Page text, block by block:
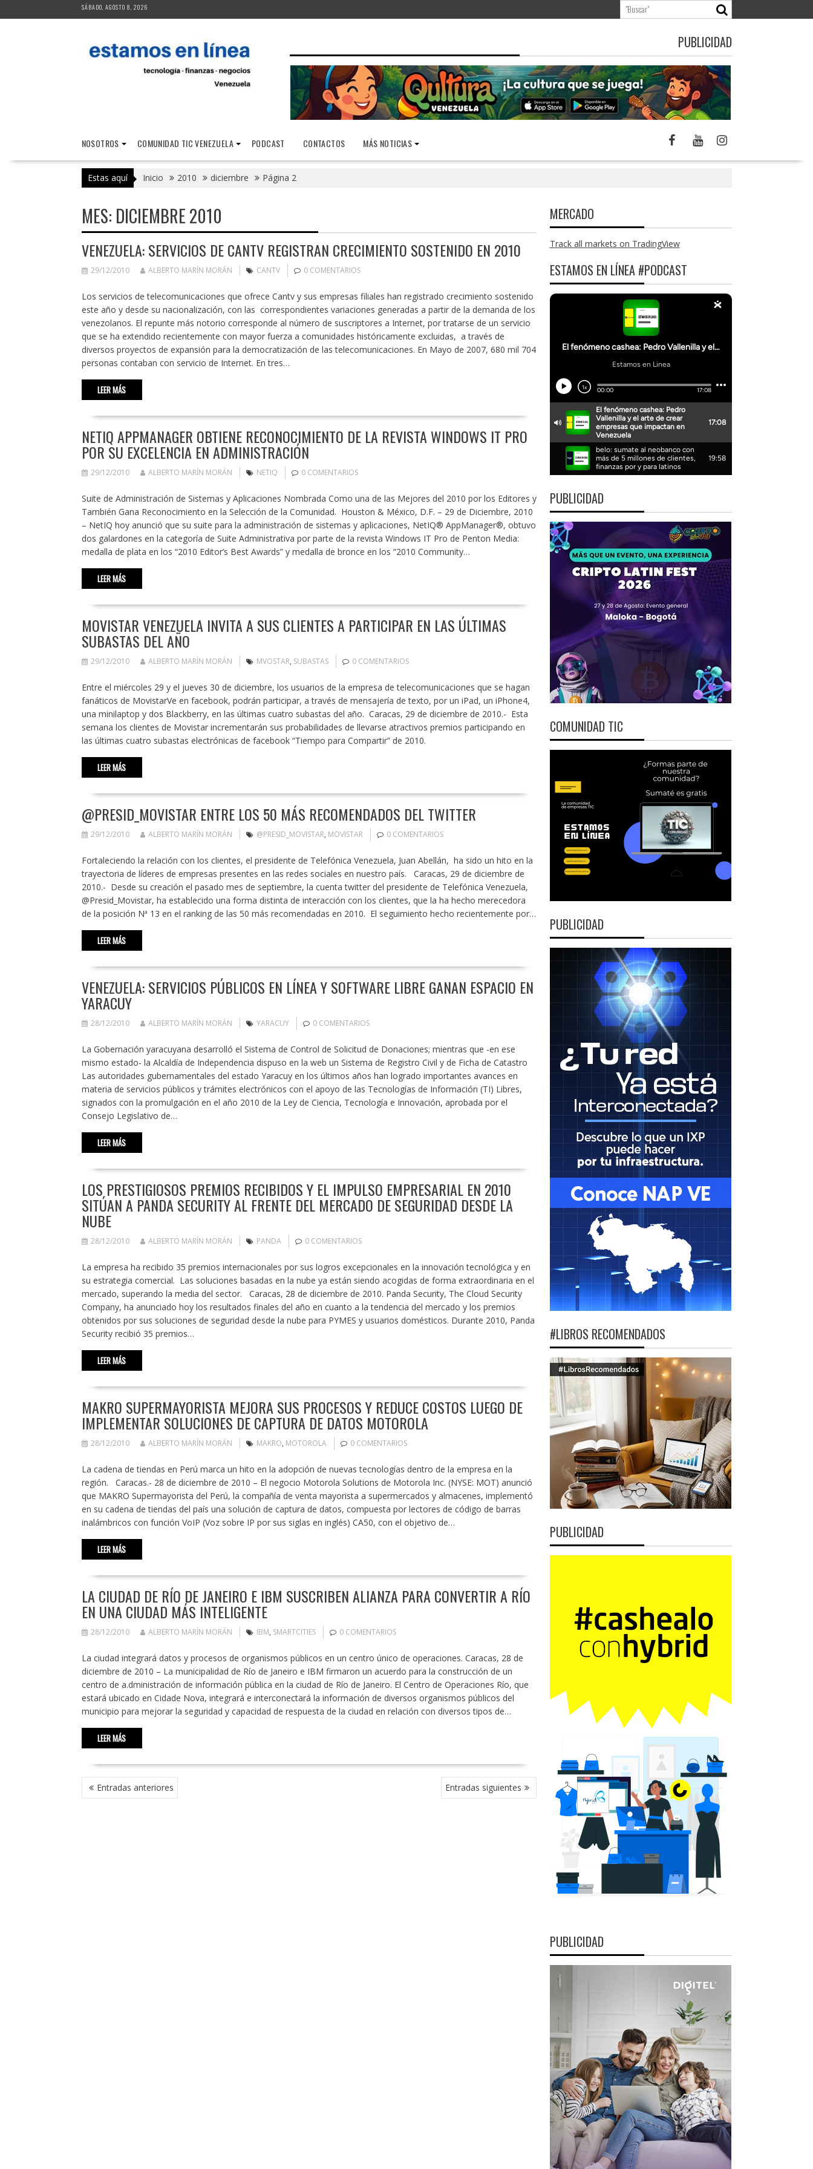
al
SÁBADO, AGOSTO 8, 2026
PUBLICIDAD
NOSOTROS COMUNIDAD TIC VENEZUELA PODCAST CONTACTOS MÁS NOTICIAS
Estas aquí Inicio 2010 diciembre Página 2
MES: DICIEMBRE 2010
VENEZUELA: SERVICIOS DE CANTV REGISTRAN CRECIMIENTO SOSTENIDO EN 2010
29/12/2010 ALBERTO MARÍN MORÁN CANTV 0 COMENTARIOS
Los servicios de telecomunicaciones que ofrece Cantv y sus empresas filiales han registrado crecimiento sostenido
este año y desde su nacionalización, con las correspondientes variaciones generadas a partir de la demanda de los
venezolanos. El repunte más notorio corresponde al número de suscriptores a Internet, por tratarse de un servicio
que se ha extendido recientemente con mayor fuerza a comunidades históricamente excluidas, a través de
diversos proyectos de expansión para la democratización de las telecomunicaciones. En Mayo de 2007, 680 mil 704
personas contaban con servicio de Internet. En tres…
LEER MÁS
NETIQ APPMANAGER OBTIENE RECONOCIMIENTO DE LA REVISTA WINDOWS IT PRO
POR SU EXCELENCIA EN ADMINISTRACIÓN
29/12/2010 ALBERTO MARÍN MORÁN NETIQ 0 COMENTARIOS
Suite de Administración de Sistemas y Aplicaciones Nombrada Como una de las Mejores del 2010 por los Editores y
También Gana Reconocimiento en la Selección de la Comunidad. Houston & México, D.F. – 29 de Diciembre, 2010
– NetIQ hoy anunció que su suite para la administración de sistemas y aplicaciones, NetIQ® AppManager®, obtuvo
dos galardones en la categoría de Suite Administrativa por parte de la revista Windows IT Pro de Penton Media:
medalla de plata en los “2010 Editor’s Best Awards” y medalla de bronce en los “2010 Community…
LEER MÁS
MOVISTAR VENEZUELA INVITA A SUS CLIENTES A PARTICIPAR EN LAS ÚLTIMAS
SUBASTAS DEL AÑO
29/12/2010 ALBERTO MARÍN MORÁN MVOSTAR, SUBASTAS 0 COMENTARIOS
Entre el miércoles 29 y el jueves 30 de diciembre, los usuarios de la empresa de telecomunicaciones que se hagan
fanáticos de MovistarVe en facebook, podrán participar, a través de mensajería de texto, por un iPad, un iPhone4,
una minilaptop y dos Blackberry, en las últimas cuatro subastas del año. Caracas, 29 de diciembre de 2010.- Esta
semana los clientes de Movistar incrementarán sus probabilidades de llevarse atractivos premios participando en
las últimas cuatro subastas electrónicas de facebook “Tiempo para Compartir” de 2010.
LEER MÁS
@PRESID_MOVISTAR ENTRE LOS 50 MÁS RECOMENDADOS DEL TWITTER
29/12/2010 ALBERTO MARÍN MORÁN @PRESID_MOVISTAR, MOVISTAR 0 COMENTARIOS
Fortaleciendo la relación con los clientes, el presidente de Telefónica Venezuela, Juan Abellán, ha sido un hito en la
trayectoria de líderes de empresas presentes en las redes sociales en nuestro país. Caracas, 29 de diciembre de
2010.- Desde su creación el pasado mes de septiembre, la cuenta twitter del presidente de Telefónica Venezuela,
@Presid_Movistar, ha establecido una forma distinta de interacción con los clientes, que la ha hecho merecedora
de la posición Nª 13 en el ranking de las 50 más recomendadas en 2010. El seguimiento hecho recientemente por…
LEER MÁS
VENEZUELA: SERVICIOS PÚBLICOS EN LÍNEA Y SOFTWARE LIBRE GANAN ESPACIO EN
YARACUY
28/12/2010 ALBERTO MARÍN MORÁN YARACUY 0 COMENTARIOS
La Gobernación yaracuyana desarrolló el Sistema de Control de Solicitud de Donaciones; mientras que -en ese
mismo estado- la Alcaldía de Independencia dispuso en la web un Sistema de Registro Civil y de Ficha de Catastro
Las autoridades gubernamentales del estado Yaracuy en los últimos años han logrado importantes avances en
materia de servicios públicos y trámites electrónicos con el apoyo de las Tecnologías de Información (TI) Libres,
signados con la promulgación en el año 2010 de la Ley de Ciencia, Tecnología e Innovación, aprobada por el
Consejo Legislativo de…
LEER MÁS
LOS PRESTIGIOSOS PREMIOS RECIBIDOS Y EL IMPULSO EMPRESARIAL EN 2010
SITÚAN A PANDA SECURITY AL FRENTE DEL MERCADO DE SEGURIDAD DESDE LA
NUBE
28/12/2010 ALBERTO MARÍN MORÁN PANDA 0 COMENTARIOS
La empresa ha recibido 35 premios internacionales por sus logros excepcionales en la innovación tecnológica y en
su estrategia comercial. Las soluciones basadas en la nube ya están siendo acogidas de forma extraordinaria en el
mercado, superando la media del sector. Caracas, 28 de diciembre de 2010. Panda Security, The Cloud Security
Company, ha anunciado hoy los resultados finales del año en cuanto a la tendencia del mercado y los premios
obtenidos por sus soluciones de seguridad desde la nube para PYMES y usuarios domésticos. Durante 2010, Panda
Security recibió 35 premios…
LEER MÁS
MAKRO SUPERMAYORISTA MEJORA SUS PROCESOS Y REDUCE COSTOS LUEGO DE
IMPLEMENTAR SOLUCIONES DE CAPTURA DE DATOS MOTOROLA
28/12/2010 ALBERTO MARÍN MORÁN MAKRO, MOTOROLA 0 COMENTARIOS
La cadena de tiendas en Perú marca un hito en la adopción de nuevas tecnologías dentro de la empresa en la
región. Caracas.- 28 de diciembre de 2010 – El negocio Motorola Solutions de Motorola Inc. (NYSE: MOT) anunció
que MAKRO Supermayorista del Perú, la compañía de venta mayorista a supermercados y almacenes, implementó
en su cadena de tiendas del país una solución de captura de datos, compuesta por lectores de código de barras
inalámbricos con función VoIP (Voz sobre IP por sus siglas en inglés) CA50, con el objetivo de…
LEER MÁS
LA CIUDAD DE RÍO DE JANEIRO E IBM SUSCRIBEN ALIANZA PARA CONVERTIR A RÍO
EN UNA CIUDAD MÁS INTELIGENTE
28/12/2010 ALBERTO MARÍN MORÁN IBM, SMARTCITIES 0 COMENTARIOS
La ciudad integrará datos y procesos de organismos públicos en un centro único de operaciones. Caracas, 28 de
diciembre de 2010 – La municipalidad de Río de Janeiro e IBM firmaron un acuerdo para la construcción de un
centro de a.dministración de información pública en la ciudad de Río de Janeiro. El Centro de Operaciones Río, que
estará ubicado en Cidade Nova, integrará e interconectará la información de diversos organismos públicos del
municipio para mejorar la seguridad y capacidad de respuesta de la ciudad en relación con diversos tipos de…
LEER MÁS
NAVEGACIÓN
DE Entradas anteriores Entradas siguientes
MERCADO
Track all markets on TradingView
ESTAMOS EN LÍNEA #PODCAST
PUBLICIDAD
COMUNIDAD TIC
PUBLICIDAD
#LIBROS RECOMENDADOS
PUBLICIDAD
PUBLICIDAD